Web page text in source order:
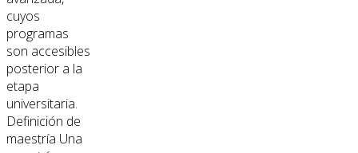
cuyos
programas
son accesibles
posterior a la
etapa
universitaria.
Definición de
maestría Una